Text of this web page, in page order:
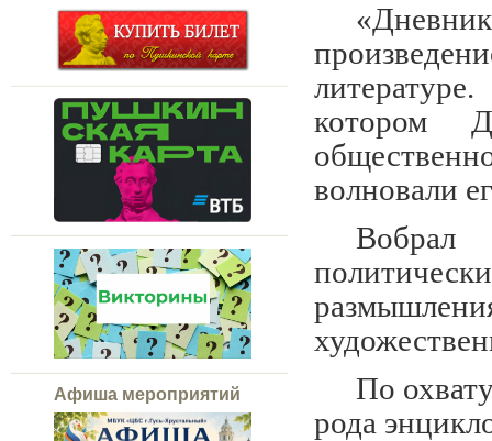
Афиша мероприятий
котором
волновали
Вобрал
По
рода